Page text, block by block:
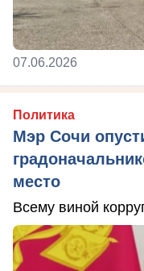
07.06.2026
Политика
Мэр Сочи
место
Всему виной